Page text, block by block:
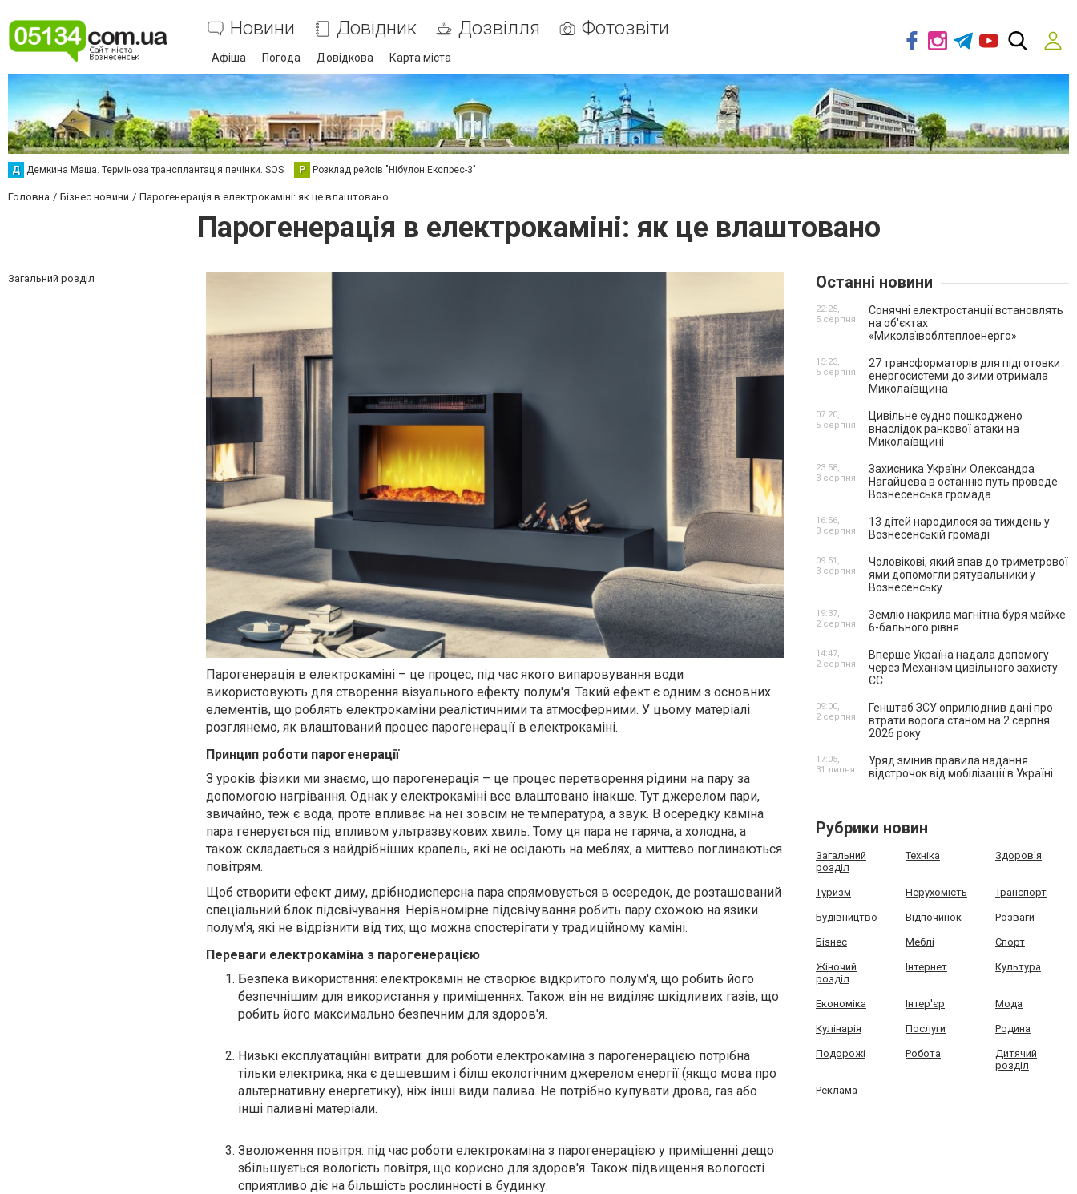
Новини Довідник Дозвілля Фотозвіти
Афіша Погода Довідкова Карта міста
Д Демкина Маша. Термінова трансплантація печінки. SOS Р Розклад рейсів "Нібулон Експрес-3"
Головна Бізнес новини Парогенерація в електрокаміні: як це влаштовано
Парогенерація в електрокаміні: як це влаштовано
Загальний розділ
Парогенерація в електрокаміні – це процес, під час якого випаровування води
використовують для створення візуального ефекту полум'я. Такий ефект є одним з основних
елементів, що роблять електрокаміни реалістичними та атмосферними. У цьому матеріалі
розглянемо, як влаштований процес парогенерації в електрокаміні.
Принцип роботи парогенерації
З уроків фізики ми знаємо, що парогенерація – це процес перетворення рідини на пару за
допомогою нагрівання. Однак у електрокаміні все влаштовано інакше. Тут джерелом пари,
звичайно, теж є вода, проте впливає на неї зовсім не температура, а звук. В осередку каміна
пара генерується під впливом ультразвукових хвиль. Тому ця пара не гаряча, а холодна, а
також складається з найдрібніших крапель, які не осідають на меблях, а миттєво поглинаються
повітрям.
Щоб створити ефект диму, дрібнодисперсна пара спрямовується в осередок, де розташований
спеціальний блок підсвічування. Нерівномірне підсвічування робить пару схожою на язики
полум'я, які не відрізнити від тих, що можна спостерігати у традиційному каміні.
Переваги електрокаміна з парогенерацією
Безпека використання: електрокамін не створює відкритого полум'я, що робить його
безпечнішим для використання у приміщеннях. Також він не виділяє шкідливих газів, що
робить його максимально безпечним для здоров'я.
Низькі експлуатаційні витрати: для роботи електрокаміна з парогенерацією потрібна
тільки електрика, яка є дешевшим і білш екологічним джерелом енергії (якщо мова про
альтернативну енергетику), ніж інші види палива. Не потрібно купувати дрова, газ або
інші паливні матеріали.
Зволоження повітря: під час роботи електрокаміна з парогенерацією у приміщенні дещо
збільшується вологість повітря, що корисно для здоров'я. Також підвищення вологості
сприятливо діє на більшість рослинності в будинку.
Останні новини
Сонячні електростанції встановлять
на об'єктах
«Миколаївоблтеплоенерго»
22:25,
5 серпня
27 трансформаторів для підготовки
енергосистеми до зими отримала
Миколаївщина
15:23,
5 серпня
Цивільне судно пошкоджено
внаслідок ранкової атаки на
Миколаївщині
07:20,
5 серпня
Захисника України Олександра
Нагайцева в останню путь проведе
Вознесенська громада
23:58,
3 серпня
13 дітей народилося за тиждень у
Вознесенській громаді
16:56,
3 серпня
Чоловікові, який впав до триметрової
ями допомогли рятувальники у
Вознесенську
09:51,
3 серпня
Землю накрила магнітна буря майже
6-бального рівня
19:37,
2 серпня
Вперше Україна надала допомогу
через Механізм цивільного захисту
ЄС
14:47,
2 серпня
Генштаб ЗСУ оприлюднив дані про
втрати ворога станом на 2 серпня
2026 року
09:00,
2 серпня
Уряд змінив правила надання
відстрочок від мобілізації в Україні
17:05,
31 липня
Рубрики новин
Загальний
розділ
Техніка Здоров'я
Туризм Нерухомість Транспорт
Будівництво Відпочинок Розваги
Бізнес Меблі Спорт
Жіночий
розділ
Інтернет Культура
Економіка Інтер'єр Мода
Кулінарія Послуги Родина
Подорожі Робота
Дитячий
розділ
Реклама